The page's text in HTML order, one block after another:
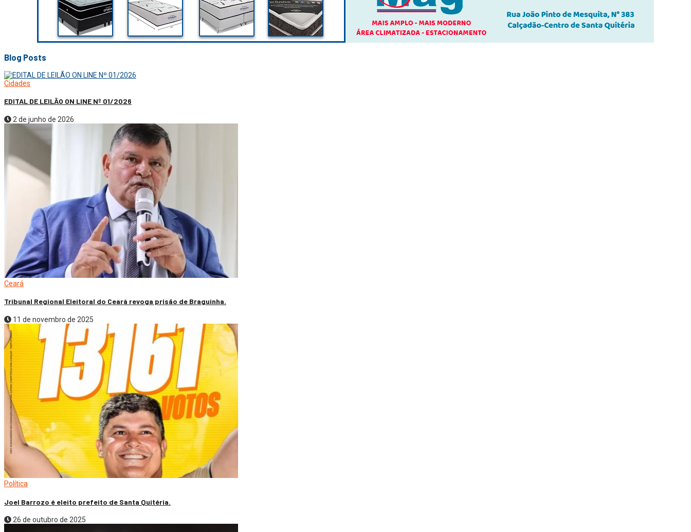
Blog Posts
Cidades
EDITAL DE LEILÃO ON LINE Nº 01/2026
2 de junho de 2026
Ceará
Tribunal Regional Eleitoral do Ceará revoga prisão de Braguinha.
11 de novembro de 2025
Política
Joel Barrozo é eleito prefeito de Santa Quitéria.
26 de outubro de 2025